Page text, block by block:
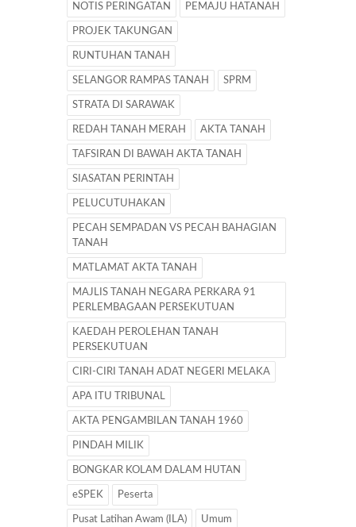
NOTIS PERINGATAN PEMAJU HATANAH
PROJEK TAKUNGAN
RUNTUHAN TANAH
SELANGOR RAMPAS TANAH SPRM
STRATA DI SARAWAK
REDAH TANAH MERAH AKTA TANAH
TAFSIRAN DI BAWAH AKTA TANAH
SIASATAN PERINTAH
PELUCUTUHAKAN
PECAH SEMPADAN VS PECAH BAHAGIAN
TANAH
MATLAMAT AKTA TANAH
MAJLIS TANAH NEGARA PERKARA 91
PERLEMBAGAAN PERSEKUTUAN
KAEDAH PEROLEHAN TANAH
PERSEKUTUAN
CIRI-CIRI TANAH ADAT NEGERI MELAKA
APA ITU TRIBUNAL
AKTA PENGAMBILAN TANAH 1960
PINDAH MILIK
BONGKAR KOLAM DALAM HUTAN
eSPEK Peserta
Pusat Latihan Awam (ILA) Umum